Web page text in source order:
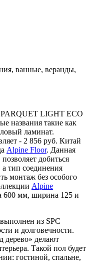
ванные, веранды,
PARQUET LIGHT ЕСО
названия такие как
ламинат.
- 2 856 руб. Китай
Alpine Floor. Данная
добиться
тип соединения
монтаж без особого
Alpine
600 мм, ширина 125 и
из SPC
и долговечности.
дерево» делают
Такой пол будет
гостиной, спальне,